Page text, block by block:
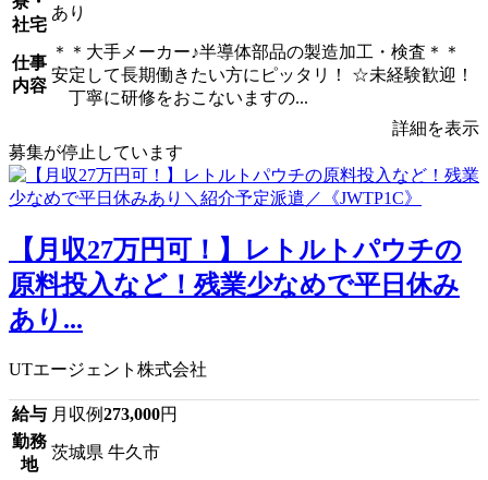
社宅
あり
仕事
内容
＊＊大手メーカー♪半導体部品の製造加工・検査＊＊
安定して長期働きたい方にピッタリ！ ☆未経験歓迎！
丁寧に研修をおこないますの...
詳細を表示
募集が停止しています
【月収27万円可！】レトルトパウチの
原料投入など！残業少なめで平日休み
あり...
UTエージェント株式会社
給与 月収例273,000円
勤務
地
茨城県 牛久市